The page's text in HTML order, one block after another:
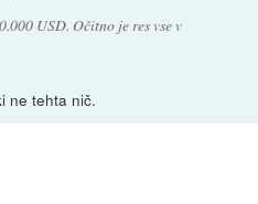
USD. Očitno je res vse v
ne tehta nič.